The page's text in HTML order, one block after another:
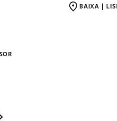
BAIXA |